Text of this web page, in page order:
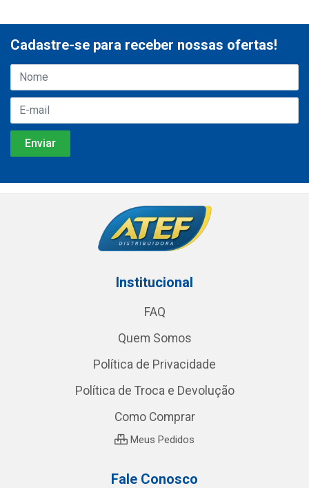
Cadastre-se para receber nossas ofertas!
Institucional
FAQ
Quem Somos
Política de Privacidade
Política de Troca e Devolução
Como Comprar
Meus Pedidos
Fale Conosco